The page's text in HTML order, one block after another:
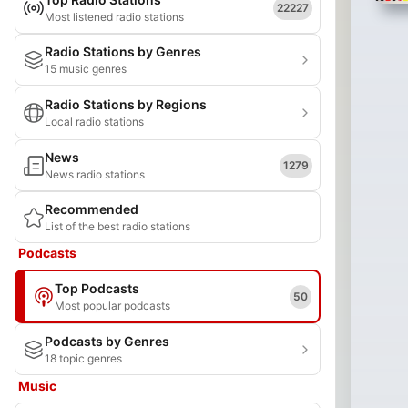
Most listened radio stations
22227
Radio Stations by Genres
15 music genres
Radio Stations by Regions
Local radio stations
News
News radio stations
1279
Recommended
List of the best radio stations
Podcasts
Top Podcasts
Most popular podcasts
50
Podcasts by Genres
18 topic genres
Music